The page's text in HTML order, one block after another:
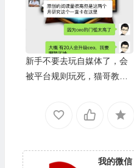
新手不要去玩自媒体了，会
被平台规则玩死，猫哥教你
我的微信